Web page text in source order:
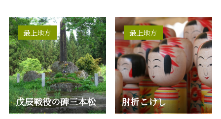
むりをを見つけ、なぎな
たで岩…
の愛、料理人の愛、食
べる人…
戊辰戦役の碑三本松
最上地方
肘折こけし
最上地方